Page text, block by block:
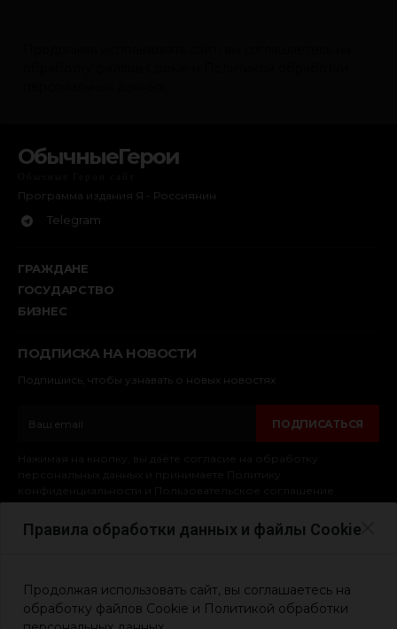
Правила обработки данных и файлы Cookie
Продолжая использовать сайт, вы соглашаетесь на
обработку файлов Cookie и Политикой обработки
ОбычныеГерои
Программа издания Я - Россиянин
Telegram
ГРАЖДАНЕ
ГОСУДАРСТВО
БИЗНЕС
ПОДПИСКА НА НОВОСТИ
Подпишись, чтобы узнавать о новых новостях
ПОДПИСАТЬСЯ
© 2025. Обычные Герои
Политика использования cookie-файлов